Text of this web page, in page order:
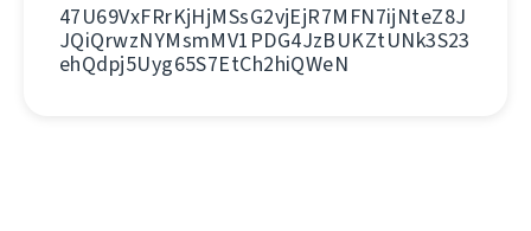
47U69VxFRrKjHjMSsG2vjEjR7MFN7ijNteZ8J
JQiQrwzNYMsmMV1PDG4JzBUKZtUNk3S23
ehQdpj5Uyg65S7EtCh2hiQWeN